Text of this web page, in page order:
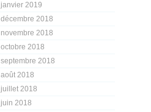
janvier 2019
décembre 2018
novembre 2018
octobre 2018
septembre 2018
août 2018
juillet 2018
juin 2018